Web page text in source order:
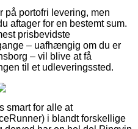
på portofri levering, men
aftager for en bestemt sum.
prisbevidste
– uafhængig om du er
– vil blive at få
til et udleveringssted.
smart for alle at
i blandt forskellige